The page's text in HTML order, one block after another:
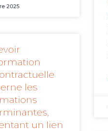
2025
les
un lien